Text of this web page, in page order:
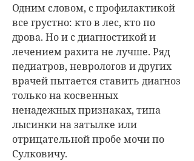
Одним словом, с профилактикой
все грустно: кто в лес, кто по
дрова. Но и с диагностикой и
лечением рахита не лучше. Ряд
педиатров, неврологов и других
врачей пытается ставить диагноз
только на косвенных
ненадежных признаках, типа
лысинки на затылке или
отрицательной пробе мочи по
Сулковичу.